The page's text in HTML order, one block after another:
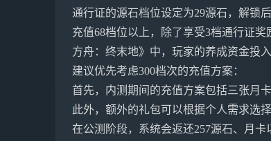
通行证的源石档位设定为29源石，解锁
充值68档位以上，除了享受3档通行证
方舟：终末地》中，玩家的养成资金投
建议优先考虑300档次的充值方案：
首先，内测期间的充值方案包括三张月
此外，额外的礼包可以根据个人需求选
在公测阶段，系统会返还257源石、月卡